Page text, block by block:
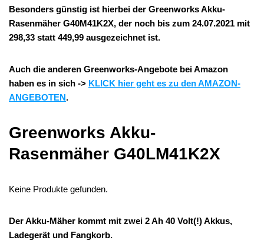
Besonders günstig ist hierbei der Greenworks Akku-
Rasenmäher G40M41K2X, der noch bis zum 24.07.2021 mit
298,33 statt 449,99 ausgezeichnet ist.
Auch die anderen Greenworks-Angebote bei Amazon
haben es in sich -> KLICK hier geht es zu den AMAZON-
ANGEBOTEN.
Greenworks Akku-
Rasenmäher G40LM41K2X
Keine Produkte gefunden.
Der Akku-Mäher kommt mit zwei 2 Ah 40 Volt(!) Akkus,
Ladegerät und Fangkorb.